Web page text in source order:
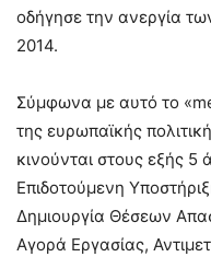
οδήγησε την ανεργία
2014.
Σύμφωνα με αυτό το
της ευρωπαϊκής
κινούνται στους εξής 5
Επιδοτούμενη
Δημιουργία Θέσεων
Αγορά Εργασίας,